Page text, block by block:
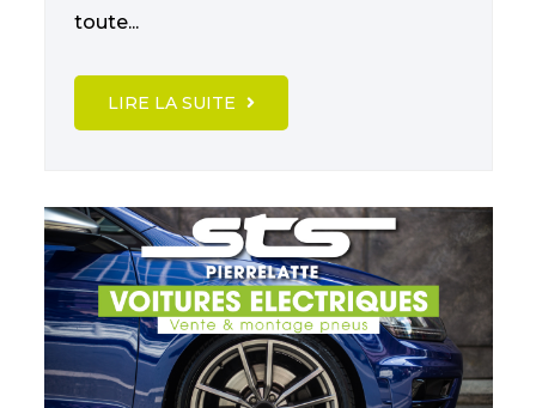
toute...
LIRE LA SUITE